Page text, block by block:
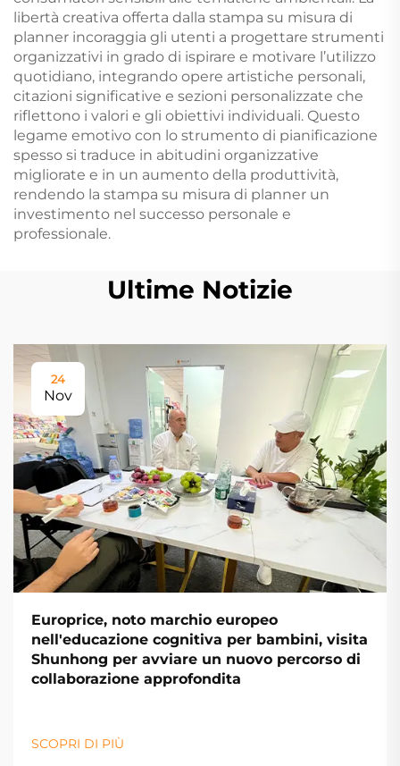
libertà creativa offerta dalla stampa su misura di
planner incoraggia gli utenti a progettare strumenti
organizzativi in grado di ispirare e motivare l’utilizzo
quotidiano, integrando opere artistiche personali,
citazioni significative e sezioni personalizzate che
riflettono i valori e gli obiettivi individuali. Questo
legame emotivo con lo strumento di pianificazione
spesso si traduce in abitudini organizzative
migliorate e in un aumento della produttività,
rendendo la stampa su misura di planner un
investimento nel successo personale e
professionale.
Ultime Notizie
24
Nov
Europrice, noto marchio europeo
nell'educazione cognitiva per bambini, visita
Shunhong per avviare un nuovo percorso di
collaborazione approfondita
SCOPRI DI PIÙ